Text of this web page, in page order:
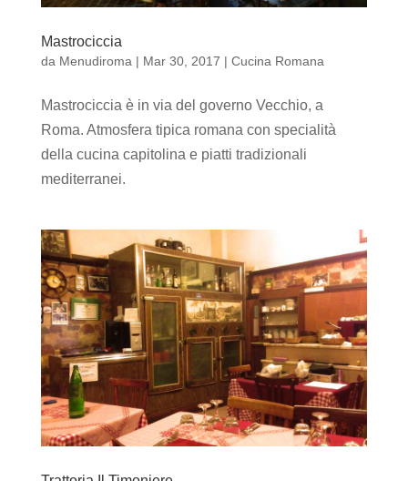
Mastrociccia
da Menudiroma | Mar 30, 2017 | Cucina Romana
Mastrociccia è in via del governo Vecchio, a
Roma. Atmosfera tipica romana con specialità
della cucina capitolina e piatti tradizionali
mediterranei.